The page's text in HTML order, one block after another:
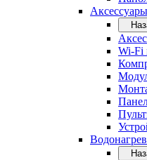
Аксессуары
Wi-Fi